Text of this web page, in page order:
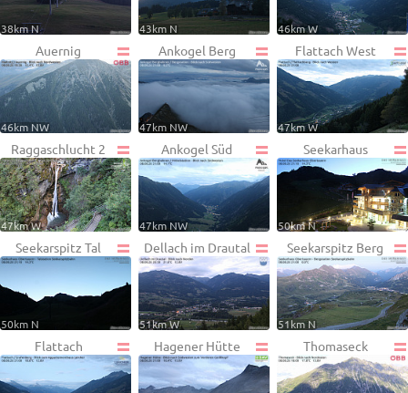
38km N 43km N 46km W
Auernig
46km NW
Ankogel Berg
47km NW
Flattach West
47km W
Raggaschlucht 2
47km W
Ankogel Süd
47km NW
Seekarhaus
50km N
Seekarspitz Tal
50km N
Dellach im Drautal
51km W
Seekarspitz Berg
51km N
Flattach Hagener Hütte Thomaseck